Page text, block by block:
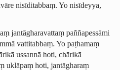
nisīditabbaṃ. Yo nisīdeyya,
­jantā­ghara­vattaṃ paññapessāmi
vattitabbaṃ. Yo paṭhamaṃ
ussannā hoti, chārikā
uklāpaṃ hoti, jantāgharaṃ